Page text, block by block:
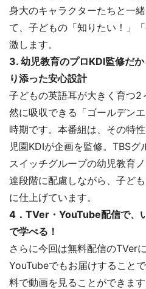
身大のキャラクターたちと一
て、子どもの「知りたい！」
激します。
3. 幼児教育のプロKDI監修だ
り添った安心設計
子どもの英語耳が大きく育つ2
然に吸収できる「ゴールデン
時期です。本番組は、その特
児園KDIが企画を監修。TBS
スイッチグループの幼児教育
達段階に配慮しながら、子ど
に仕上げています。
4．TVer・YouTube配信で、
で学べる！
さらに今回は無料配信のTVer
YouTubeでもお届けすること
料で動画を見ることができま